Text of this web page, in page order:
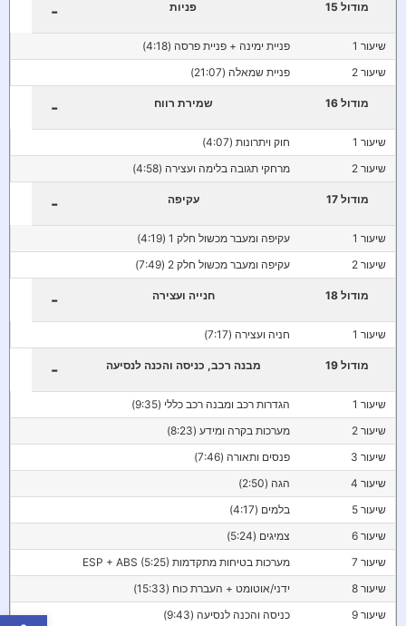
מודול 15 פניות -
שיעור 1
פניית ימינה + פניית פרסה (4:18)
שיעור 2
פניית שמאלה (21:07)
מודול 16 שמירת רווח -
שיעור 1
חוק ויתרונות (4:07)
שיעור 2
מרחקי תגובה בלימה ועצירה (4:58)
מודול 17 עקיפה -
שיעור 1
עקיפה ומעבר מכשול חלק 1 (4:19)
שיעור 2
עקיפה ומעבר מכשול חלק 2 (7:49)
מודול 18 חנייה ועצירה -
שיעור 1 חניה ועצירה (7:17)
מודול 19 מבנה רכב, כניסה והכנה לנסיעה -
שיעור 1
הגדרות רכב ומבנה רכב כללי (9:35)
שיעור 2
מערכות בקרה ומידע (8:23)
שיעור 3
פנסים ותאורה (7:46)
שיעור 4
הגה (2:50)
שיעור 5
בלמים (4:17)
שיעור 6
צמיגים (5:24)
שיעור 7
מערכות בטיחות מתקדמות ESP + ABS (5:25)
שיעור 8
ידני/אוטומט + העברת כוח (15:33)
שיעור 9
כניסה והכנה לנסיעה (9:43)